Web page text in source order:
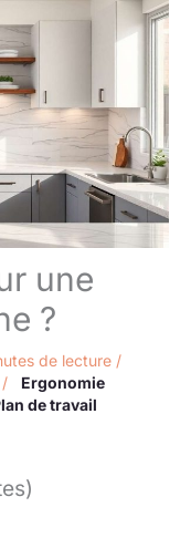
une
?
de lecture /
/
Ergonomie
de travail